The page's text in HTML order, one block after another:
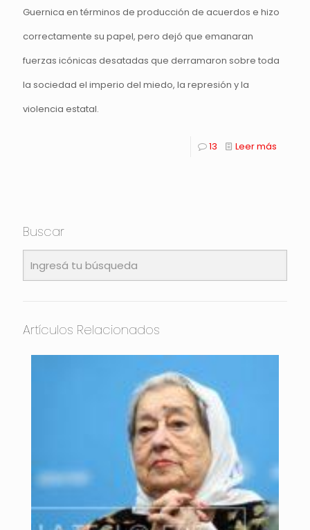
Guernica en términos de producción de acuerdos e hizo
correctamente su papel, pero dejó que emanaran
fuerzas icónicas desatadas que derramaron sobre toda
la sociedad el imperio del miedo, la represión y la
violencia estatal.
13 Leer más
Buscar
Artículos Relacionados